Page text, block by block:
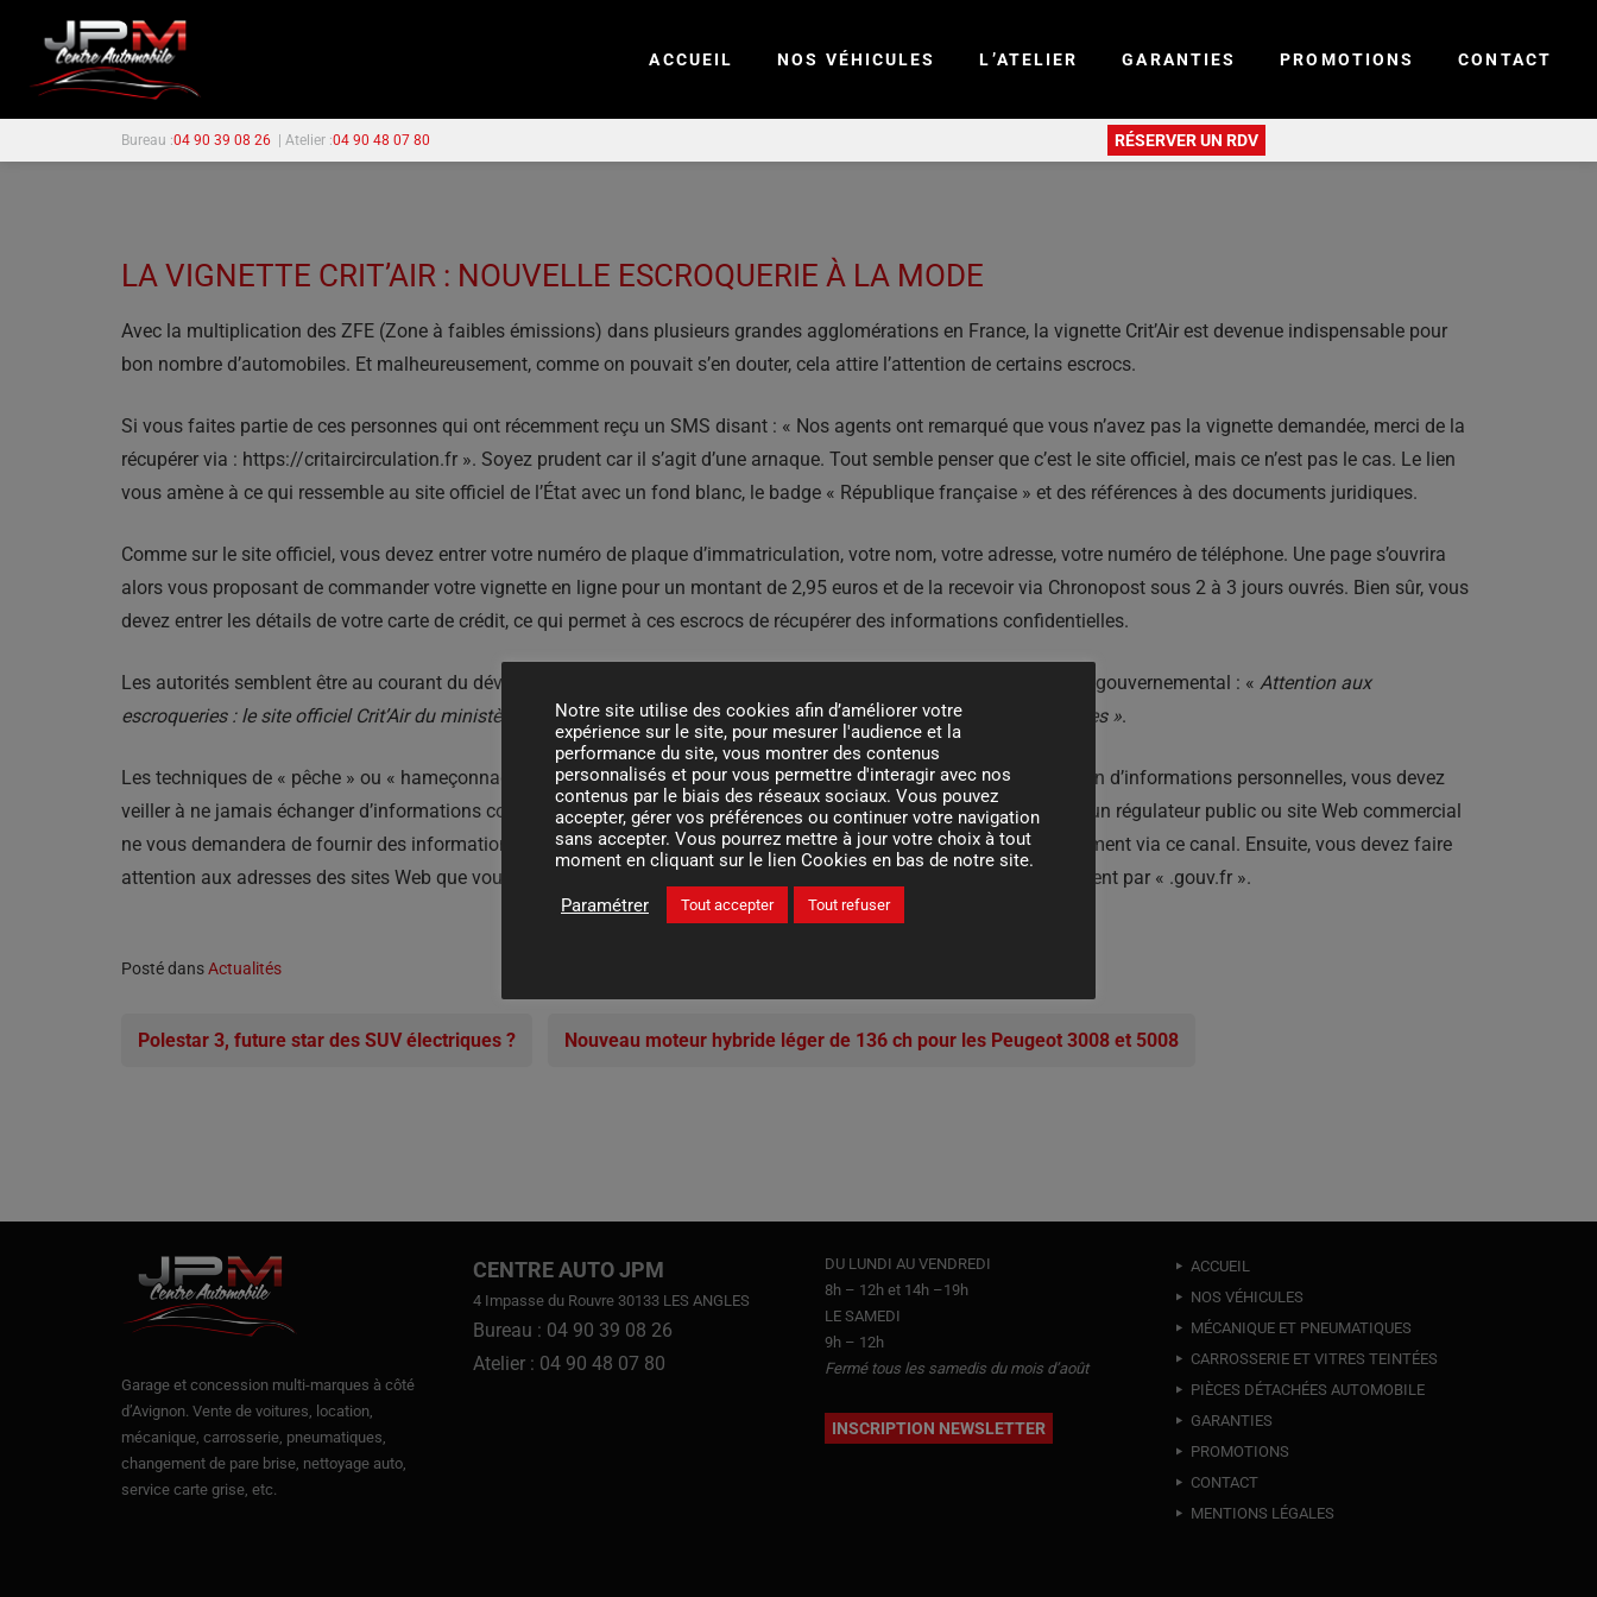
ACCUEIL NOS VÉHICULES L’ATELIER GARANTIES PROMOTIONS CONTACT
Bureau :04 90 39 08 26 | Atelier :04 90 48 07 80 RÉSERVER UN RDV
LA VIGNETTE CRIT’AIR : NOUVELLE ESCROQUERIE À LA MODE
Avec la multiplication des ZFE (Zone à faibles émissions) dans plusieurs grandes agglomérations en France, la vignette Crit’Air est devenue indispensable pour
bon nombre d’automobiles. Et malheureusement, comme on pouvait s’en douter, cela attire l’attention de certains escrocs.
Si vous faites partie de ces personnes qui ont récemment reçu un SMS disant : « Nos agents ont remarqué que vous n’avez pas la vignette demandée, merci de la
récupérer via : https://critaircirculation.fr ». Soyez prudent car il s’agit d’une arnaque. Tout semble penser que c’est le site officiel, mais ce n’est pas le cas. Le lien
vous amène à ce qui ressemble au site officiel de l’État avec un fond blanc, le badge « République française » et des références à des documents juridiques.
Comme sur le site officiel, vous devez entrer votre numéro de plaque d’immatriculation, votre nom, votre adresse, votre numéro de téléphone. Une page s’ouvrira
alors vous proposant de commander votre vignette en ligne pour un montant de 2,95 euros et de la recevoir via Chronopost sous 2 à 3 jours ouvrés. Bien sûr, vous
devez entrer les détails de votre carte de crédit, ce qui permet à ces escrocs de récupérer des informations confidentielles.
Les autorités semblent être au courant du développement de ces pratiques puisqu’un message est indiqué sur le site gouvernemental : « Attention aux
escroqueries : le site officiel Crit’Air du ministère n’envoie pas de message SMS aux usagers pour acheter des vignettes ».
Les techniques de « pêche » ou « hameçonnage » en français sont de plus en plus courantes. Aux fins de récupération d’informations personnelles, vous devez
veiller à ne jamais échanger d’informations confidentielles par téléphone ou sms. En outre, vous devez savoir qu’aucun régulateur public ou site Web commercial
ne vous demandera de fournir des informations telles que votre mot de passe ou vos coordonnées bancaires directement via ce canal. Ensuite, vous devez faire
attention aux adresses des sites Web que vous visitez. Par exemple, les administrations publiques se terminent souvent par « .gouv.fr ».
Posté dansActualités
Polestar 3, future star des SUV électriques ? Nouveau moteur hybride léger de 136 ch pour les Peugeot 3008 et 5008
Garage et concession multi-marques à côté
d’Avignon. Vente de voitures , location,
mécanique, carrosserie, pneumatiques,
changement de pare brise, nettoyage auto,
service carte grise, etc.
CENTRE AUTO JPM
4 Impasse du Rouvre 30133 LES ANGLES
Bureau : 04 90 39 08 26
Atelier : 04 90 48 07 80
DU LUNDI AU VENDREDI
8h – 12h et 14h –19h
LE SAMEDI
9h – 12h
Fermé tous les samedis du mois d’août
INSCRIPTION NEWSLETTER
ACCUEIL
NOS VÉHICULES
MÉCANIQUE ET PNEUMATIQUES
CARROSSERIE ET VITRES TEINTÉES
PIÈCES DÉTACHÉES AUTOMOBILE
GARANTIES
PROMOTIONS
CONTACT
MENTIONS LÉGALES
Notre site utilise des cookies afin d’améliorer votre
expérience sur le site, pour mesurer l'audience et la
performance du site, vous montrer des contenus
personnalisés et pour vous permettre d'interagir avec nos
contenus par le biais des réseaux sociaux. Vous pouvez
accepter, gérer vos préférences ou continuer votre navigation
sans accepter. Vous pourrez mettre à jour votre choix à tout
moment en cliquant sur le lien Cookies en bas de notre site.
Paramétrer Tout accepter Tout refuser